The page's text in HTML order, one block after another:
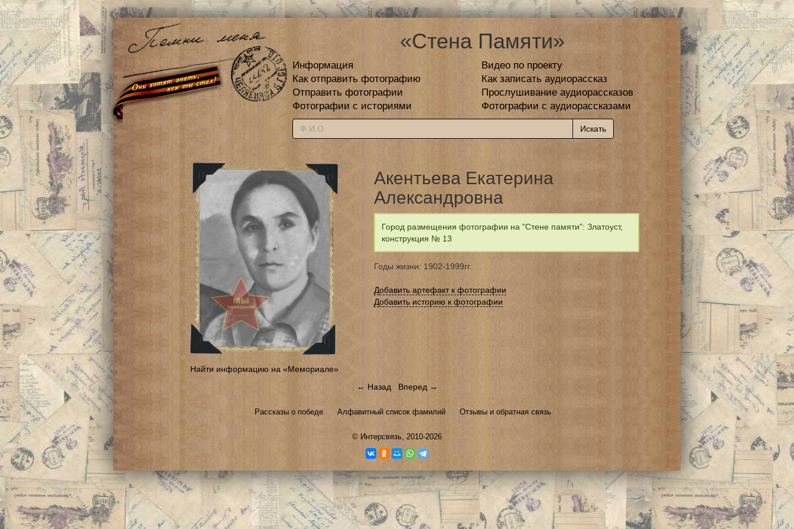
«Стена Памяти»
Информация
Видео по проекту
Как отправить фотографию
Как записать аудиорассказ
Отправить фотографии
Прослушивание аудиорассказов
Фотографии с историями
Фотографии с аудиорассказами
Найти информацию на «Мемориале»
Акентьева Екатерина
Александровна
Город размещения фотографии на "Стене памяти": Златоуст,
конструкция № 13
Годы жизни: 1902-1999гг.
Добавить артефакт к фотографии
Добавить историю к фотографии
← Назад Вперед →
Рассказы о победе Алфавитный список фамилий Отзывы и обратная связь
© Интерсвязь, 2010-2026